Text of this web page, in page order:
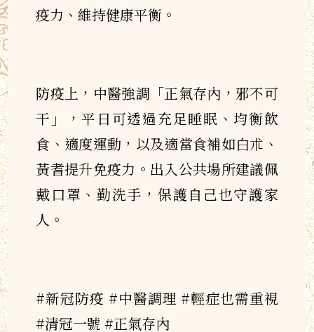
疫力、維持健康平衡。
防疫上，中醫強調「正氣存內，邪不可
干」，平日可透過充足睡眠、均衡飲
食、適度運動，以及適當食補如白朮、
黃耆提升免疫力。出入公共場所建議佩
戴口罩、勤洗手，保護自己也守護家
人。
#新冠防疫 #中醫調理 #輕症也需重視
#清冠一號 #正氣存內